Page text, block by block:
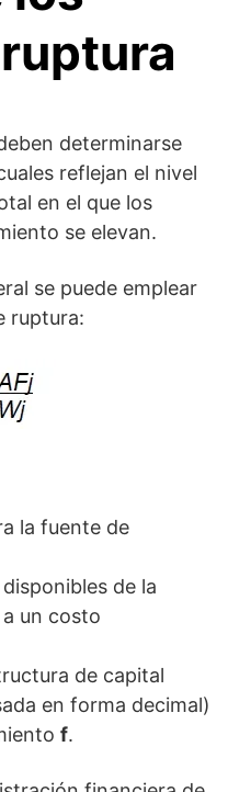
determinarse
reflejan el nivel
en el que los
se elevan.
se puede emplear
ruptura:
la fuente de
de la
a un costo
de capital
en forma decimal)
f.